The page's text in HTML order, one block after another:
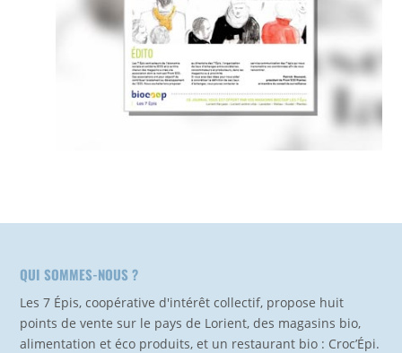
QUI SOMMES-NOUS ?
Les 7 Épis, coopérative d'intérêt collectif, propose huit
points de vente sur le pays de Lorient, des magasins bio,
alimentation et éco produits, et un restaurant bio : Croc’Épi.